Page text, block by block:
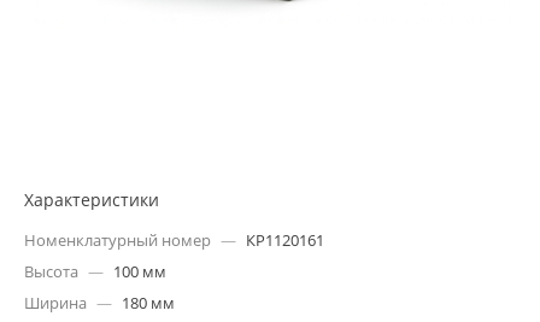
Характеристики
Номенклатурный номер — КР1120161
Высота — 100 мм
Ширина — 180 мм